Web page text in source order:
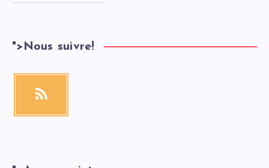
"> Nous suivre!